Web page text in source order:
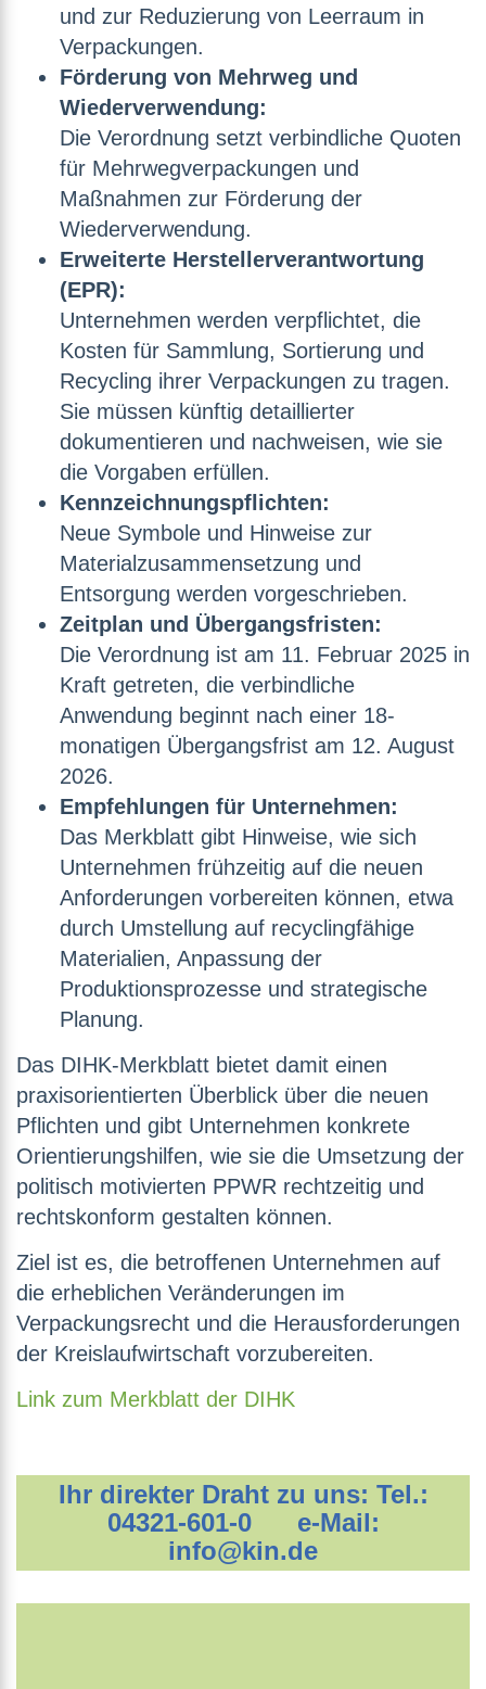
und zur Reduzierung von Leerraum in
Verpackungen.
Förderung von Mehrweg und
Wiederverwendung:
Die Verordnung setzt verbindliche Quoten
für Mehrwegverpackungen und
Maßnahmen zur Förderung der
Wiederverwendung.
Erweiterte Herstellerverantwortung
(EPR):
Unternehmen werden verpflichtet, die
Kosten für Sammlung, Sortierung und
Recycling ihrer Verpackungen zu tragen.
Sie müssen künftig detaillierter
dokumentieren und nachweisen, wie sie
die Vorgaben erfüllen.
Kennzeichnungspflichten:
Neue Symbole und Hinweise zur
Materialzusammensetzung und
Entsorgung werden vorgeschrieben.
Zeitplan und Übergangsfristen:
Die Verordnung ist am 11. Februar 2025 in
Kraft getreten, die verbindliche
Anwendung beginnt nach einer 18-
monatigen Übergangsfrist am 12. August
2026.
Empfehlungen für Unternehmen:
Das Merkblatt gibt Hinweise, wie sich
Unternehmen frühzeitig auf die neuen
Anforderungen vorbereiten können, etwa
durch Umstellung auf recyclingfähige
Materialien, Anpassung der
Produktionsprozesse und strategische
Planung.
Das DIHK-Merkblatt bietet damit einen
praxisorientierten Überblick über die neuen
Pflichten und gibt Unternehmen konkrete
Orientierungshilfen, wie sie die Umsetzung der
politisch motivierten PPWR rechtzeitig und
rechtskonform gestalten können.
Ziel ist es, die betroffenen Unternehmen auf
die erheblichen Veränderungen im
Verpackungsrecht und die Herausforderungen
der Kreislaufwirtschaft vorzubereiten.
Link zum Merkblatt der DIHK
Ihr direkter Draht zu uns: Tel.:
04321-601-0 e-Mail:
info@kin.de